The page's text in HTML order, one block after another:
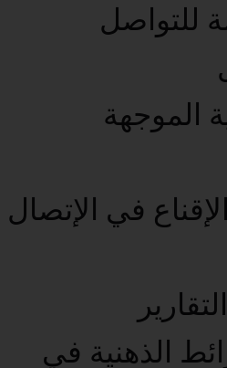
للتواصل
الموجهة
في الإتصال
الذهنية في